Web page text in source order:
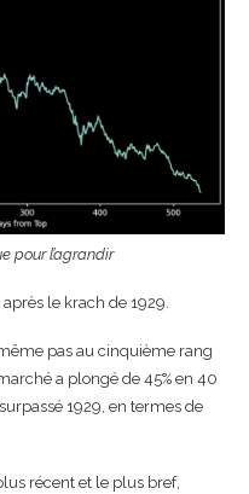
pour l’agrandir
le krach de 1929.
pas au cinquième rang
a plongé de 45% en 40
1929, en termes de
récent et le plus bref,